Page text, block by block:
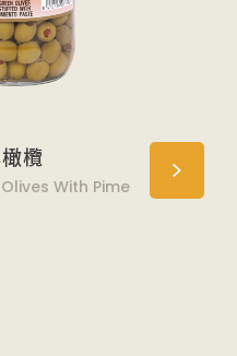
欖
With Pime